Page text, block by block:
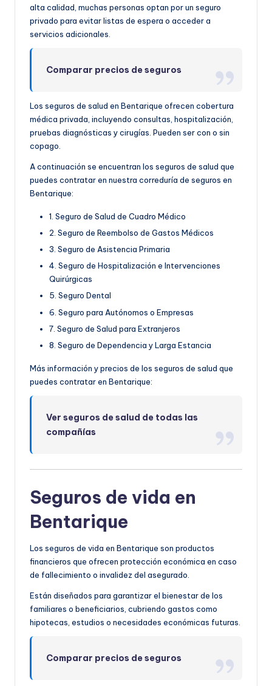
alta calidad, muchas personas optan por un seguro
privado para evitar listas de espera o acceder a
servicios adicionales.
Comparar precios de seguros
Los seguros de salud en Bentarique ofrecen cobertura
médica privada, incluyendo consultas, hospitalización,
pruebas diagnósticas y cirugías. Pueden ser con o sin
copago.
A continuación se encuentran los seguros de salud que
puedes contratar en nuestra correduría de seguros en
Bentarique:
1. Seguro de Salud de Cuadro Médico
2. Seguro de Reembolso de Gastos Médicos
3. Seguro de Asistencia Primaria
4. Seguro de Hospitalización e Intervenciones
Quirúrgicas
5. Seguro Dental
6. Seguro para Autónomos o Empresas
7. Seguro de Salud para Extranjeros
8. Seguro de Dependencia y Larga Estancia
Más información y precios de los seguros de salud que
puedes contratar en Bentarique:
Ver seguros de salud de todas las
compañías
Seguros de vida en
Bentarique
Los seguros de vida en Bentarique son productos
financieros que ofrecen protección económica en caso
de fallecimiento o invalidez del asegurado.
Están diseñados para garantizar el bienestar de los
familiares o beneficiarios, cubriendo gastos como
hipotecas, estudios o necesidades económicas futuras.
Comparar precios de seguros